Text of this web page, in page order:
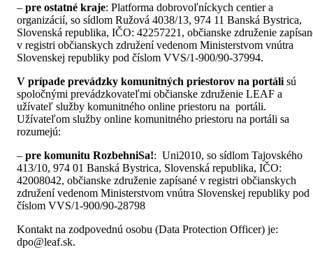
– pre ostatné kraje: Platforma dobrovoľníckych centier a
organizácií, so sídlom Ružová 4038/13, 974 11 Banská Bystrica,
Slovenská republika, IČO: 42257221, občianske združenie
v registri občianskych združení vedenom Ministerstvom vnútra
Slovenskej republiky pod číslom VVS/1-900/90-37994.
V prípade prevádzky komunitných priestorov na portáli sú
spoločnými prevádzkovateľmi občianske združenie LEAF a
užívateľ služby komunitného online priestoru na portáli.
Užívateľom služby online komunitného priestoru na portáli sa
rozumejú:
– pre komunitu RozbehniSa!: Uni2010, so sídlom Tajovského
413/10, 974 01 Banská Bystrica, Slovenská republika, IČO:
42008042, občianske združenie zapísané v registri občianskych
združení vedenom Ministerstvom vnútra Slovenskej republiky pod
číslom VVS/1-900/90-28798
Kontakt na zodpovednú osobu (Data Protection Officer) je:
dpo@leaf.sk.